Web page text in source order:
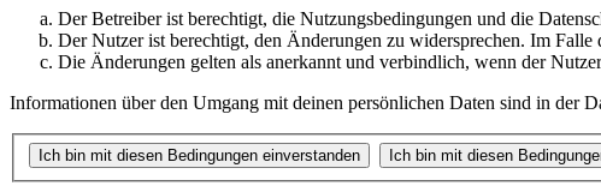
Der Betreiber ist berechtigt, die Nutzungsbedingungen und die
Der Nutzer ist berechtigt, den Änderungen zu widersprechen. Im
Die Änderungen gelten als anerkannt und verbindlich, wenn der
Informationen über den Umgang mit deinen persönlichen Daten sind in der